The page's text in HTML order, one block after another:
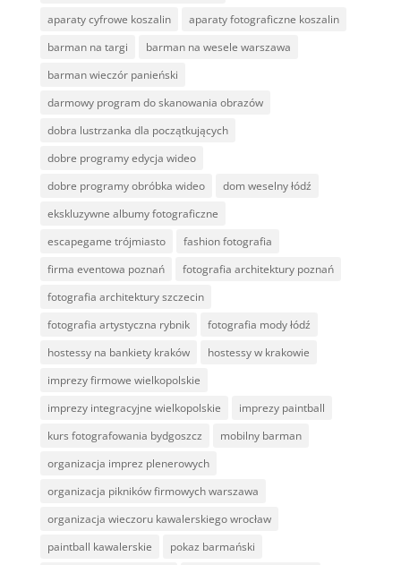
aparaty cyfrowe koszalin
aparaty fotograficzne koszalin
barman na targi
barman na wesele warszawa
barman wieczór panieński
darmowy program do skanowania obrazów
dobra lustrzanka dla początkujących
dobre programy edycja wideo
dobre programy obróbka wideo
dom weselny łódź
ekskluzywne albumy fotograficzne
escapegame trójmiasto
fashion fotografia
firma eventowa poznań
fotografia architektury poznań
fotografia architektury szczecin
fotografia artystyczna rybnik
fotografia mody łódź
hostessy na bankiety kraków
hostessy w krakowie
imprezy firmowe wielkopolskie
imprezy integracyjne wielkopolskie
imprezy paintball
kurs fotografowania bydgoszcz
mobilny barman
organizacja imprez plenerowych
organizacja pikników firmowych warszawa
organizacja wieczoru kawalerskiego wrocław
paintball kawalerskie
pokaz barmański